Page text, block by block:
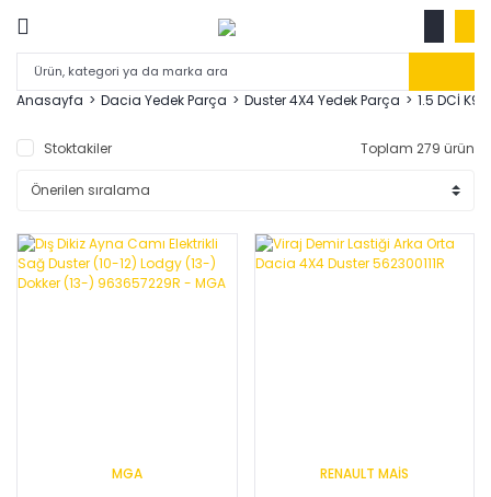
Anasayfa Dacia Yedek Parça Duster 4X4 Yedek Parça 1.5 DCİ
Stoktakiler Toplam 279 ürün
MGA
RENAULT MAİS